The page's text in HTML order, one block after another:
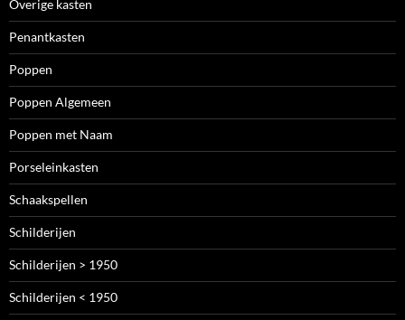
Overige kasten
Penantkasten
Poppen
Poppen Algemeen
Poppen met Naam
Porseleinkasten
Schaakspellen
Schilderijen
Schilderijen > 1950
Schilderijen < 1950